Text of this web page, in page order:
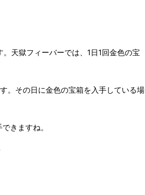
天獄フィーバーでは、1日1回金色の宝
。その日に金色の宝箱を入手している場
きますね。